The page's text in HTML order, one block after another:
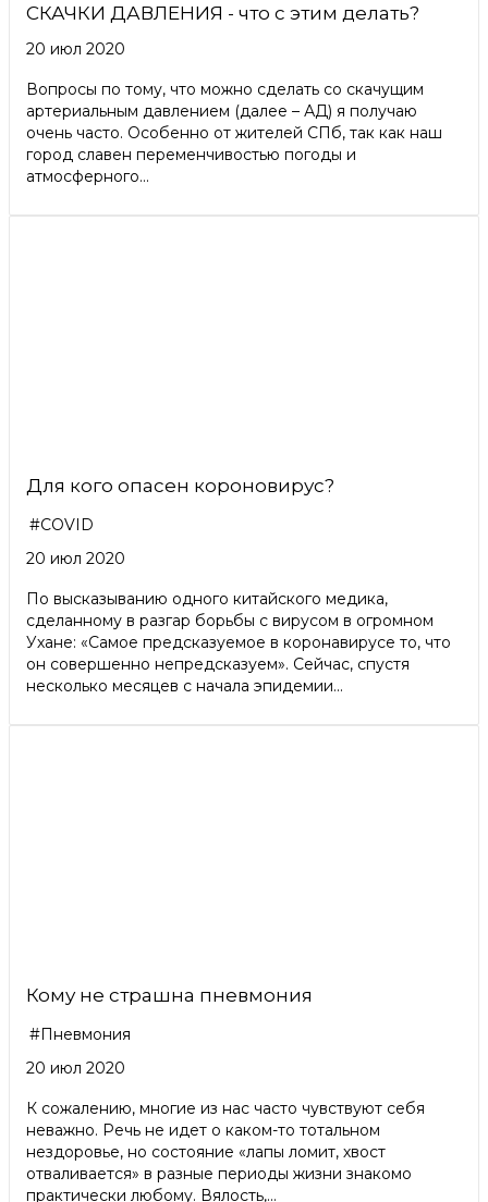
СКАЧКИ ДАВЛЕНИЯ - что с этим делать?
20 июл 2020
Вопросы по тому, что можно сделать со скачущим
артериальным давлением (далее – АД) я получаю
очень часто. Особенно от жителей СПб, так как наш
город славен переменчивостью погоды и
атмосферного...
Для кого опасен короновирус?
#COVID
20 июл 2020
По высказыванию одного китайского медика,
сделанному в разгар борьбы с вирусом в огромном
Ухане: «Самое предсказуемое в коронавирусе то, что
он совершенно непредсказуем». Сейчас, спустя
несколько месяцев с начала эпидемии...
Кому не страшна пневмония
#Пневмония
20 июл 2020
К сожалению, многие из нас часто чувствуют себя
неважно. Речь не идет о каком-то тотальном
нездоровье, но состояние «лапы ломит, хвост
отваливается» в разные периоды жизни знакомо
практически любому. Вялость,...